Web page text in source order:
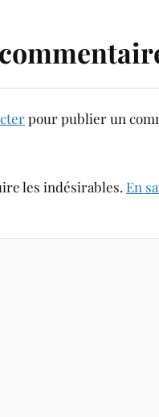
pour publier un
les indésirables. En